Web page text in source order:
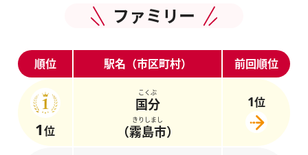
ファミリー
順位 駅名（市区町村） 前回順位
1位
こくぶ
国分
きりしまし
（霧島市）
1位